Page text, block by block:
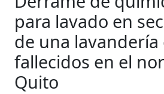
para lavado en
de una lavandería
fallecidos en el
Quito